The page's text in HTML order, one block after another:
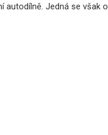
autodílně. Jedná se však o